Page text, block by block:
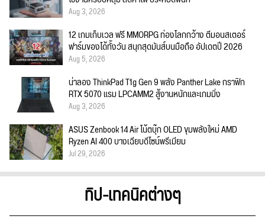
Aug 3, 2026
12 เกมเก็บเวล ฟรี MMORPG ท่องโลกกว้าง ตีมอนสเตอร์
ฟาร์มของได้ทั้งวัน สนุกสุดมันส์บนมือถือ อัปเดตปี 2026
Aug 5, 2026
น่าลอง ThinkPad T1g Gen 9 พลัง Panther Lake กราฟิก
RTX 5070 แรม LPCAMM2 สู้งานหนักและเกมมิ่ง
Aug 3, 2026
ASUS Zenbook 14 Air โน้ตบุ๊ก OLED ขุมพลังใหม่ AMD
Ryzen AI 400 บางเฉียบดีไซน์พรีเมียม
Jul 29, 2026
ทิป-เทคนิคต่างๆ